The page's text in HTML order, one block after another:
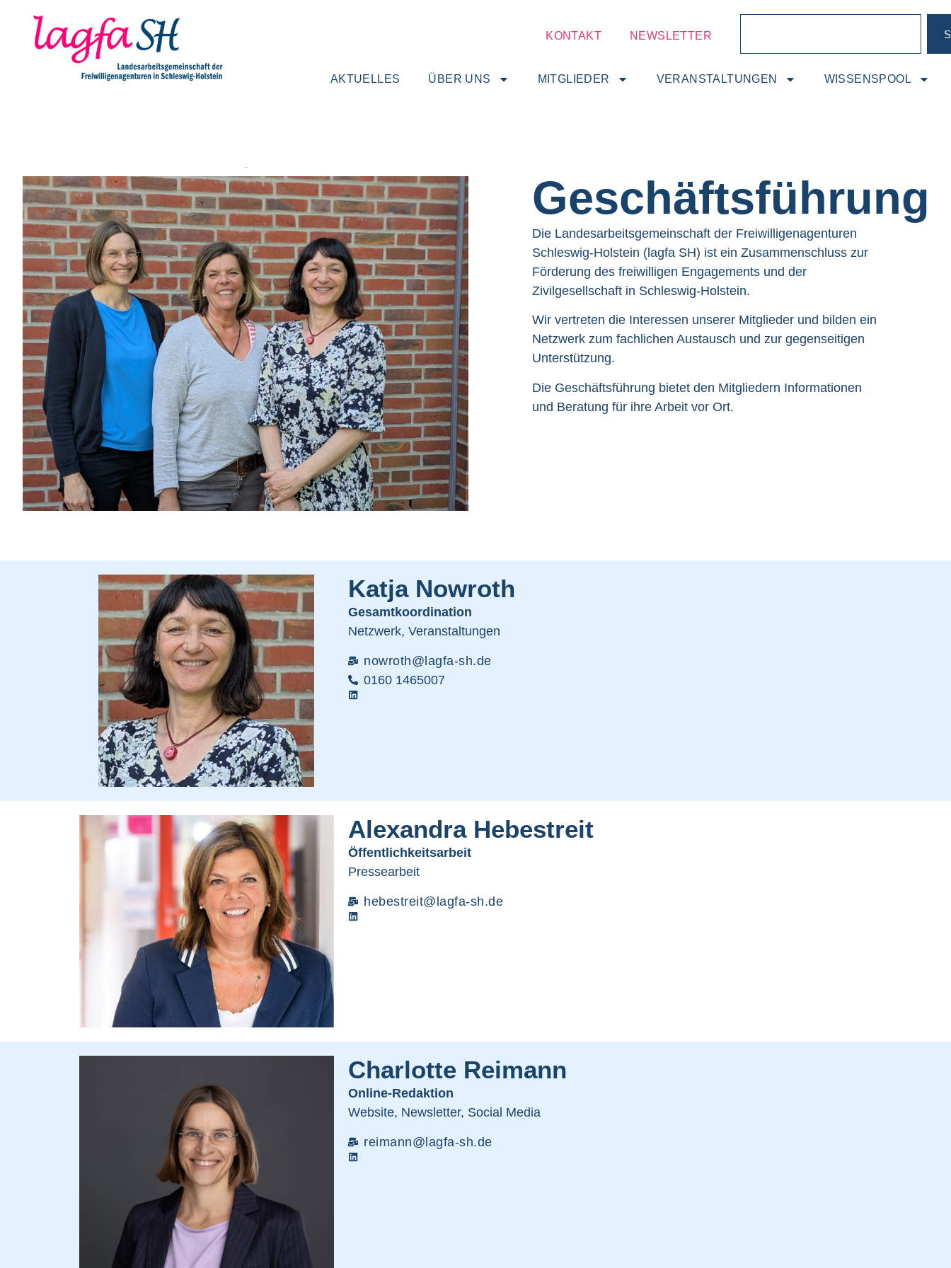
KONTAKT NEWSLETTER
AKTUELLES ÜBER UNS MITGLIEDER VERANSTALTUNGEN WISSENSPOOL
Geschäftsführung
Die Landesarbeitsgemeinschaft der Freiwilligenagenturen
Schleswig-Holstein (lagfa SH) ist ein Zusammenschluss zur
Förderung des freiwilligen Engagements und der
Zivilgesellschaft in Schleswig-Holstein.
Wir vertreten die Interessen unserer Mitglieder und bilden ein
Netzwerk zum fachlichen Austausch und zur gegenseitigen
Unterstützung.
Die Geschäftsführung bietet den Mitgliedern Informationen
und Beratung für ihre Arbeit vor Ort.
Katja Nowroth
Gesamtkoordination
Netzwerk, Veranstaltungen
nowroth@lagfa-sh.de
0160 1465007
Alexandra Hebestreit
Öffentlichkeitsarbeit
Pressearbeit
hebestreit@lagfa-sh.de
Charlotte Reimann
Online-Redaktion
Website, Newsletter, Social Media
reimann@lagfa-sh.de